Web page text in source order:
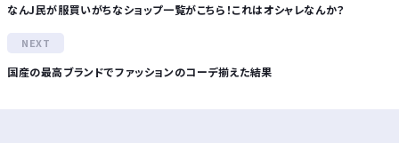
なんJ民が服買いがちなショップ一覧がこちら！これはオシャレなんか？
国産の最高ブランドでファッションのコーデ揃えた結果